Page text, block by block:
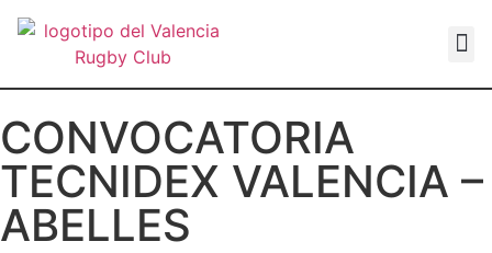
CONVOCATORIA
TECNIDEX VALENCIA –
ABELLES